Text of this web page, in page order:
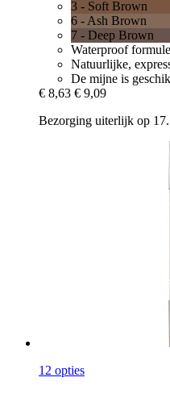
3 - Soft Brown
6 - Ash Brown
7 - Deep Brown
Waterproof formule
Natuurlijke,
De mijne is
€ 8,63 € 9,09
Bezorging uiterlijk op 17.
12 opties